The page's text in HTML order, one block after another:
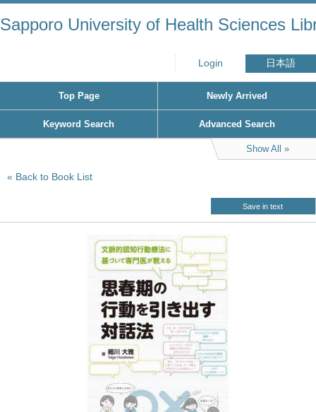
Sapporo University of Health Sciences
Login 日本語
Top Page Newly Arrived
Keyword Search Advanced Search
Show All
Back to Book List
Save in text